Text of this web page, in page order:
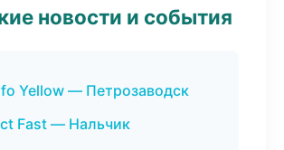
новости и события
Yellow — Петрозаводск
Fast — Нальчик